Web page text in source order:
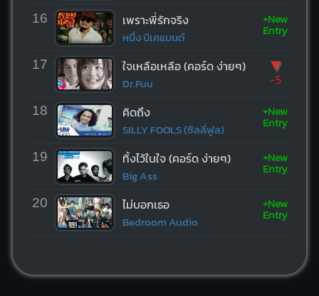
16 เพราะพี่รักจริง
หนึ่ง บีเคแบนด์
+New
Entry
17 ใจเหลือเหลือ (คอร์ด ง่ายๆ)
Dr.Fuu
▼
-5
18 คิดถึง
SILLY FOOLS (ซิลลี่ฟูล)
+New
Entry
19 ทิ้งไว้ในใจ (คอร์ด ง่ายๆ)
Big Ass
+New
Entry
20 ไม่บอกเธอ
Bedroom Audio
+New
Entry